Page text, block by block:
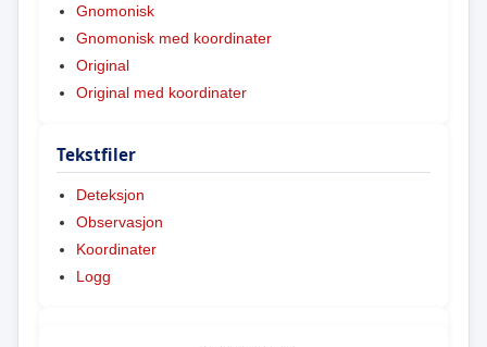
Gnomonisk
Gnomonisk med koordinater
Original
Original med koordinater
Tekstfiler
Deteksjon
Observasjon
Koordinater
Logg